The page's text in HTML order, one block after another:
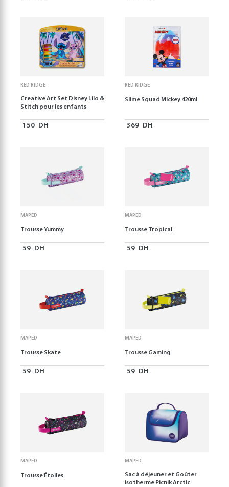
RED RIDGE
Creative Art Set Disney Lilo &
Stitch pour les enfants
150 DH
RED RIDGE
Slime Squad Mickey 420ml
369 DH
MAPED
Trousse Yummy
59 DH
MAPED
Trousse Tropical
59 DH
MAPED
Trousse Skate
59 DH
MAPED
Trousse Gaming
59 DH
MAPED
Trousse Étoiles
MAPED
Sac à déjeuner et Goûter
isotherme Picnik Arctic